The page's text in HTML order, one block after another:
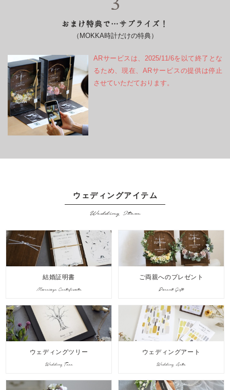
おまけ特典で…サプライズ！
（MOKKA時計だけの特典）
ARサービスは、2025/11/6を以て終了とな
るため、現在、ARサービスの提供は停止
させていただております。
ウェディングアイテム
Wedding Item
結婚証明書
Marriage Certificate
ご両親へのプレゼント
Parent Gift
ウェディングツリー
Wedding Tree
ウェディングアート
Wedding Arts